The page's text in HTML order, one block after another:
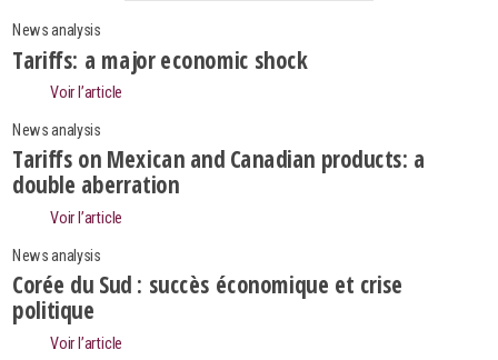
News analysis
Tariffs: a major economic shock
Voir l’article
News analysis
Tariffs on Mexican and Canadian products: a
double aberration
Voir l’article
News analysis
Corée du Sud : succès économique et crise
politique
Voir l’article